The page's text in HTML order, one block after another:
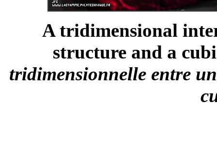
A tridimensional
structure and a
tridimensionnelle entre